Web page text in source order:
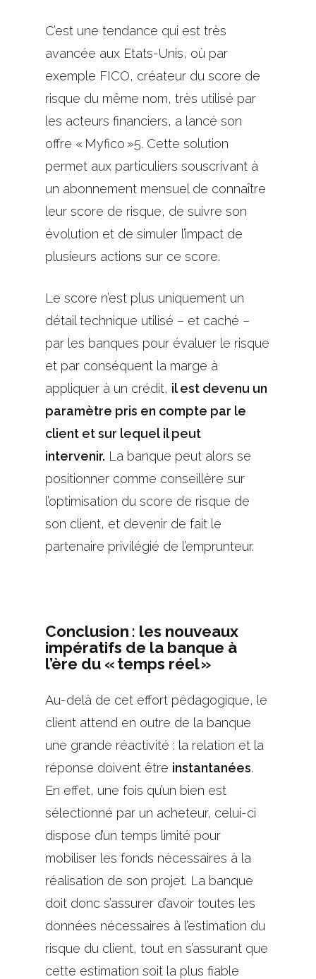
C’est une tendance qui est très
avancée aux Etats-Unis, où par
exemple FICO, créateur du score de
risque du même nom, très utilisé par
les acteurs financiers, a lancé son
offre « Myfico »5. Cette solution
permet aux particuliers souscrivant à
un abonnement mensuel de connaître
leur score de risque, de suivre son
évolution et de simuler l’impact de
plusieurs actions sur ce score.
Le score n’est plus uniquement un
détail technique utilisé – et caché –
par les banques pour évaluer le risque
et par conséquent la marge à
appliquer à un crédit, il est devenu un
paramètre pris en compte par le
client etsur lequelil peut
intervenir. La banque peut alors se
positionner comme conseillère sur
l’optimisation du score de risque de
son client, et devenir de fait le
partenaire privi légié de l’emprunteur.
Conclusion : les nouveaux
impératifs de la banque à
l’ère du « temps réel »
Au-delà de cet effort pédagogique, le
client attend en outre de la banque
une grande réactivité : la relation et la
réponse doivent être instantanées.
En effet, une fois qu’un bien est
sélectionné par un acheteur, celui-ci
dispose d’un temps limité pour
mobiliser les fonds nécessaires à la
réalisation de son projet. La banque
doit donc s’assurer d’avoir toutes les
données nécessaires à l’estimation du
risque du client, tout en s’assurant que
cette estimation soit la plus fiable